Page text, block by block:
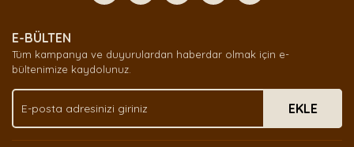
E-BÜLTEN
Tüm kampanya ve duyurulardan haberdar olmak için e-
bültenimize kaydolunuz.
EKLE